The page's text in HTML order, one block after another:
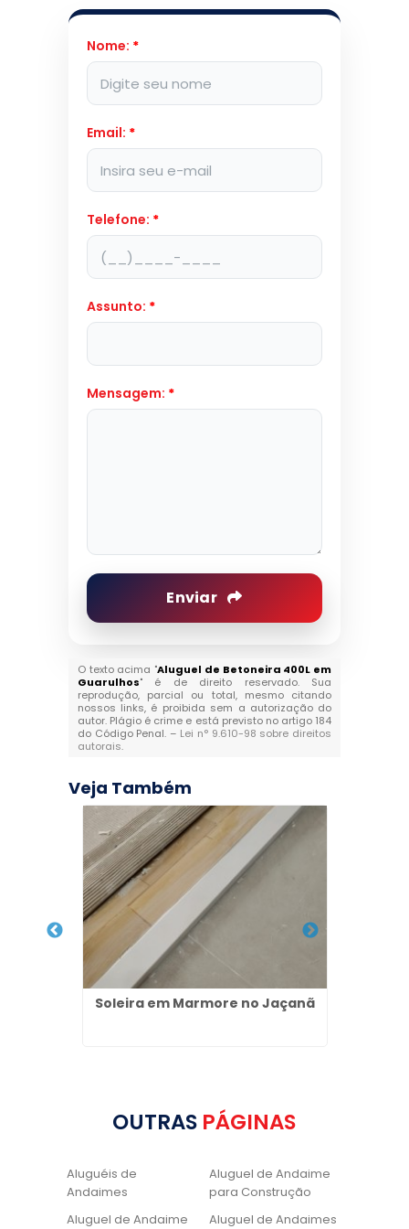
Nome: *
Email: *
Telefone: *
Assunto: *
Mensagem: *
Enviar
O texto acima "Aluguel de Betoneira 400L em
Guarulhos" é de direito reservado. Sua
reprodução, parcial ou total, mesmo citando
nossos links, é proibida sem a autorização do
autor. Plágio é crime e está previsto no artigo 184
do Código Penal. – Lei n° 9.610-98 sobre direitos
autorais.
Veja Também
Soleira em Marmore no Jaçanã
OUTRAS PÁGINAS
Aluguéis de
Andaimes
Aluguel de Andaime
para Construção
Aluguel de Andaime
Aluguel de Andaimes